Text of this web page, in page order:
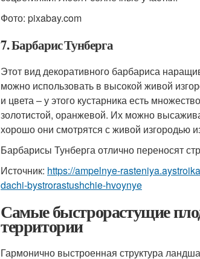
Фото: pixabay.com
7. Барбарис Тунберга
Этот вид декоративного барбариса
можно использовать в высокой живой
и цвета – у этого кустарника есть
золотистой, оранжевой. Их можно
хорошо они смотрятся с живой изгородью
Барбарисы Тунберга отлично переносят
Источник: https://ampelnye-
dachi-bystrorastushchie-hvoynye
Самые быстрорастущие
территории
Гармонично выстроенная структура